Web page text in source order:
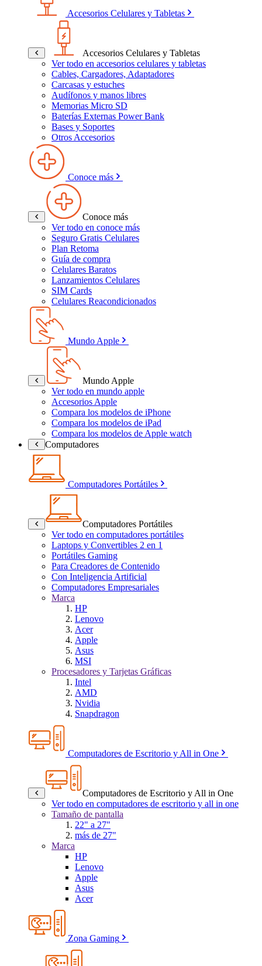
Accesorios Celulares y Tabletas
Accesorios Celulares y Tabletas
Ver todo en accesorios celulares y tabletas
Cables, Cargadores, Adaptadores
Carcasas y estuches
Audífonos y manos libres
Memorias Micro SD
Baterías Externas Power Bank
Bases y Soportes
Otros Accesorios
Conoce más
Conoce más
Ver todo en conoce más
Seguro Gratis Celulares
Plan Retoma
Guía de compra
Celulares Baratos
Lanzamientos Celulares
SIM Cards
Celulares Reacondicionados
Mundo Apple
Mundo Apple
Ver todo en mundo apple
Accesorios Apple
Compara los modelos de iPhone
Compara los modelos de iPad
Compara los modelos de Apple watch
Computadores
Computadores Portátiles
Computadores Portátiles
Ver todo en computadores portátiles
Laptops y Convertibles 2 en 1
Portátiles Gaming
Para Creadores de Contenido
Con Inteligencia Artificial
Computadores Empresariales
Marca
HP
Lenovo
Acer
Apple
Asus
MSI
Procesadores y Tarjetas Gráficas
Intel
AMD
Nvidia
Snapdragon
Computadores de Escritorio y All in One
Computadores de Escritorio y All in One
Ver todo en computadores de escritorio y all in one
Tamaño de pantalla
22" a 27"
más de 27"
Marca
HP
Lenovo
Apple
Asus
Acer
Zona Gaming